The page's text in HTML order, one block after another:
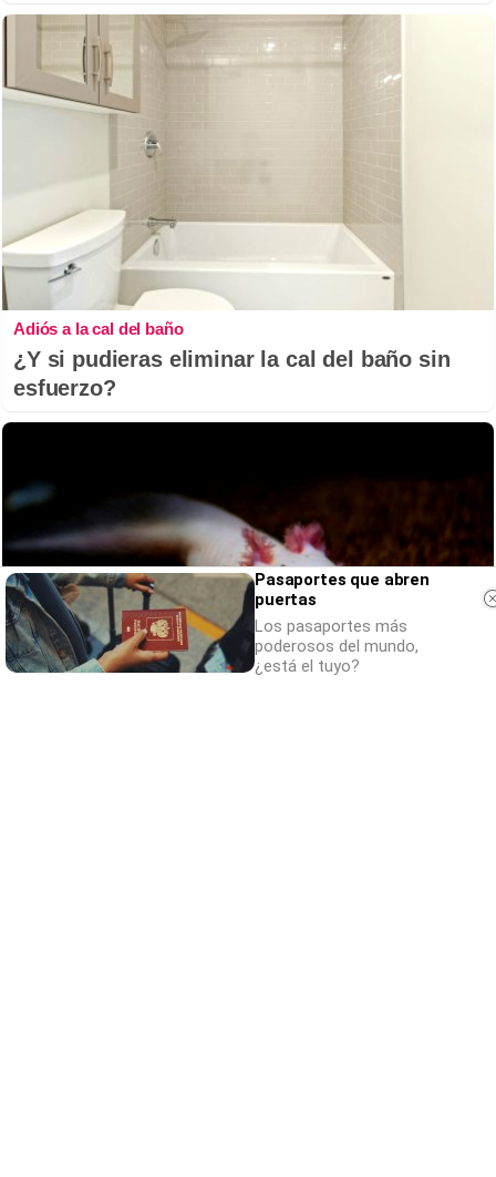
Adiós a la cal del baño
¿Y si pudieras eliminar la cal del baño sin
esfuerzo?
Pasaportes que abren
puertas
Los pasaportes más
poderosos del mundo,
¿está el tuyo?